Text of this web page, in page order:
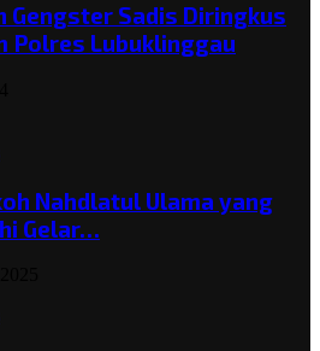
Gengster Sadis Diringkus
Polres Lubuklinggau
Nahdlatul Ulama yang
Gelar…